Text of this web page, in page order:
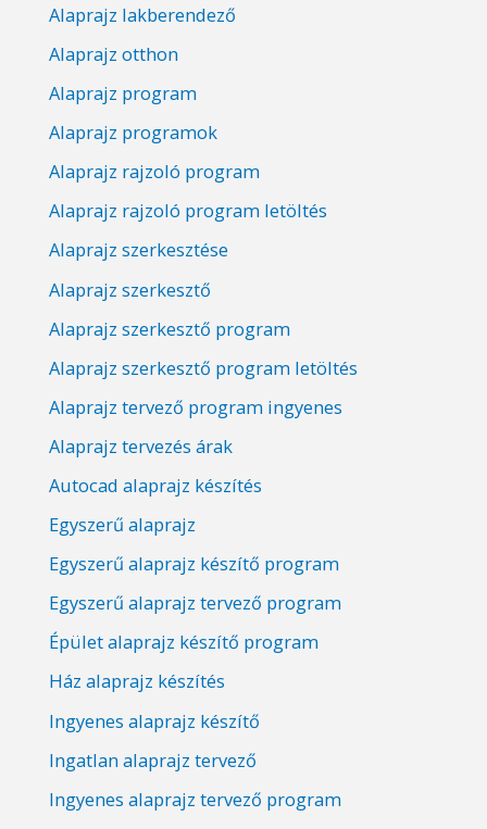
Alaprajz lakberendező
Alaprajz otthon
Alaprajz program
Alaprajz programok
Alaprajz rajzoló program
Alaprajz rajzoló program letöltés
Alaprajz szerkesztése
Alaprajz szerkesztő
Alaprajz szerkesztő program
Alaprajz szerkesztő program letöltés
Alaprajz tervező program ingyenes
Alaprajz tervezés árak
Autocad alaprajz készítés
Egyszerű alaprajz
Egyszerű alaprajz készítő program
Egyszerű alaprajz tervező program
Épület alaprajz készítő program
Ház alaprajz készítés
Ingyenes alaprajz készítő
Ingatlan alaprajz tervező
Ingyenes alaprajz tervező program